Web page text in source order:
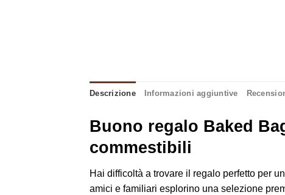
Descrizione Informazioni aggiuntive
Buono regalo Baked
commestibili
Hai difficoltà a trovare il regalo perfetto per
amici e familiari esplorino una selezione